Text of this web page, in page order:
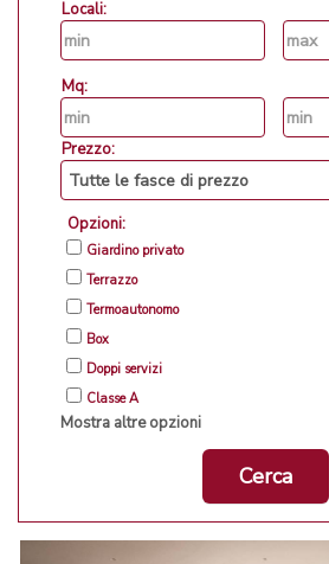
Locali:
Mq:
Prezzo:
Opzioni:
Giardino privato
Terrazzo
Termoautonomo
Box
Doppi servizi
Classe A
Mostra altre opzioni
Cerca